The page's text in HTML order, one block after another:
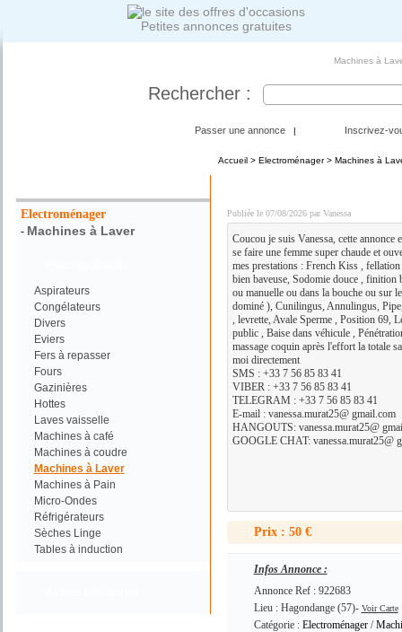
Petites annonces gratuites
Machines à
Rechercher :
Passer une annonce | Inscrivez-
Electroménager
- Machines à Laver
Aspirateurs
Congélateurs
Divers
Eviers
Fers à repasser
Fours
Gazinières
Hottes
Laves vaisselle
Machines à café
Machines à coudre
Machines à Laver
Machines à Pain
Micro-Ondes
Réfrigérateurs
Sèches Linge
Tables à induction
Accueil> Electroménager> Machines à
Publiée le 07/08/2026 par Vanessa
Coucou je suis Vanessa, cette annonce
se faire une femme super chaude et
mes prestations : French Kiss ,
bien baveuse, Sodomie douce , finition
ou manuelle ou dans la bouche ou sur
dominé ), Cunilingus, Annulingus,
, levrette, Avale Sperme , Position 69,
public , Baise dans véhicule ,
massage coquin après l'effort la totale
moi directement
SMS : +33 7 56 85 83 41
VIBER : +33 7 56 85 83 41
TELEGRAM : +33 7 56 85 83 41
E-mail : vanessa.murat25@ gmail.com
HANGOUTS: vanessa.murat25@
GOOGLE CHAT: vanessa.murat25@
Prix : 50 €
Infos Annonce :
Annonce Ref : 922683
Lieu : Hagondange (57)- Voir Carte
Catégorie : Electroménager/